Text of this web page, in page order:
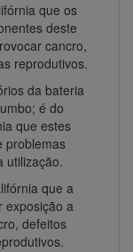
que os
deste
cancro,
reprodutivos.
da bateria
é do
que estes
problemas
utilização.
que a
exposição a
defeitos